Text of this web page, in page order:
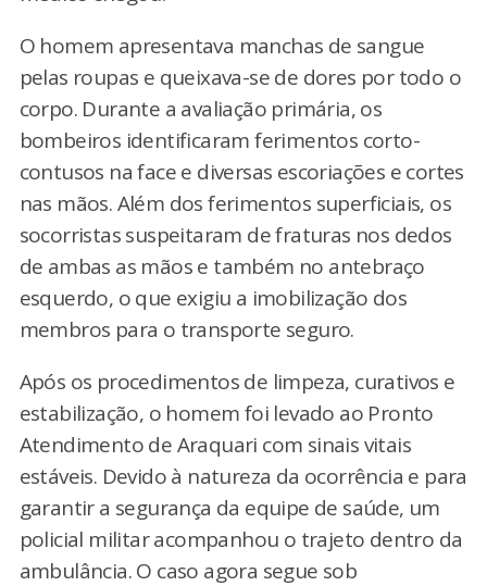
O homem apresentava manchas de sangue
pelas roupas e queixava-se de dores por todo o
corpo. Durante a avaliação primária, os
bombeiros identificaram ferimentos corto-
contusos na face e diversas escoriações e cortes
nas mãos. Além dos ferimentos superficiais, os
socorristas suspeitaram de fraturas nos dedos
de ambas as mãos e também no antebraço
esquerdo, o que exigiu a imobilização dos
membros para o transporte seguro.
Após os procedimentos de limpeza, curativos e
estabilização, o homem foi levado ao Pronto
Atendimento de Araquari com sinais vitais
estáveis. Devido à natureza da ocorrência e para
garantir a segurança da equipe de saúde, um
policial militar acompanhou o trajeto dentro da
ambulância. O caso agora segue sob